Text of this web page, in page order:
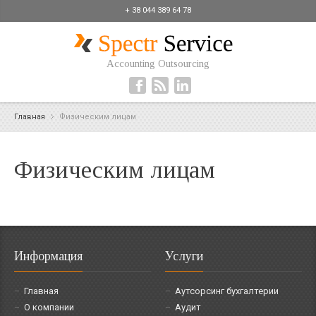
+ 38 044 389 64 78
Accounting Outsourcing
Главная Физическим лицам
Физическим лицам
Информация
Главная
О компании
Услуги
Аутсорсинг бухгалтерии
Аудит